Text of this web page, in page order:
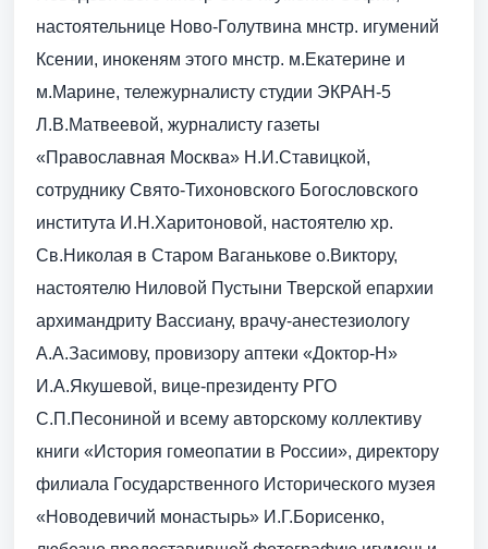
настоятельнице Ново-Голутвина мнстр. игумений
Ксении, инокеням этого мнстр. м.Екатерине и
м.Марине, тележурналисту студии ЭКРАН-5
Л.В.Матвеевой, журналисту газеты
«Православная Москва» Н.И.Ставицкой,
сотруднику Свято-Тихоновского Богословского
института И.Н.Харитоновой, настоятелю хр.
Св.Николая в Старом Ваганькове о.Виктору,
настоятелю Ниловой Пустыни Тверской епархии
архимандриту Вассиану, врачу-анестезиологу
А.А.Засимову, провизору аптеки «Доктор-Н»
И.А.Якушевой, вице-президенту РГО
С.П.Песониной и всему авторскому коллективу
книги «История гомеопатии в России», директору
филиала Государственного Исторического музея
«Новодевичий монастырь» И.Г.Борисенко,